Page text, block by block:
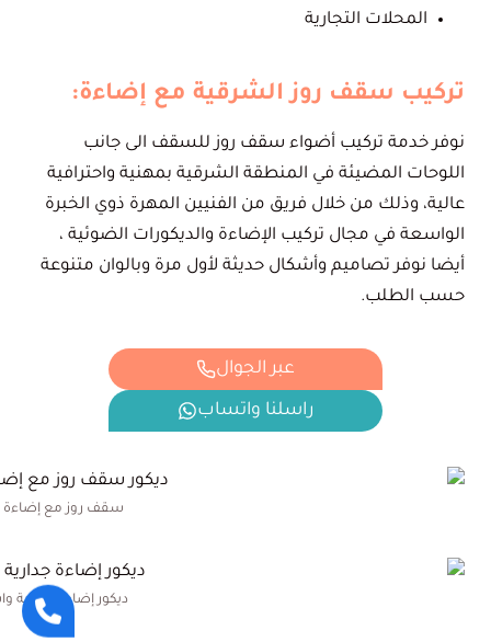
المحلات التجارية
تركيب سقف روز الشرقية مع إضاءة:
نوفر خدمة تركيب أضواء سقف روز للسقف الى جانب
اللوحات المضيئة في المنطقة الشرقية بمهنية واحترافية
عالية، وذلك من خلال فريق من الفنيين المهرة ذوي الخبرة
الواسعة في مجال تركيب الإضاءة والديكورات الضوئية ،
أيضا نوفر تصاميم وأشكال حديثة لأول مرة وبالوان متنوعة
حسب الطلب.
عبر الجوال
راسلنا واتساب
سقف روز مع إضاءة
ديكور إضاءة جدارية